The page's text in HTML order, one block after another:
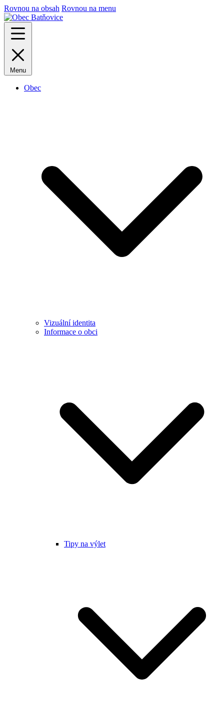
Rovnou na obsah Rovnou na menu
Menu
Obec
Vizuální identita
Informace o obci
Tipy na výlet